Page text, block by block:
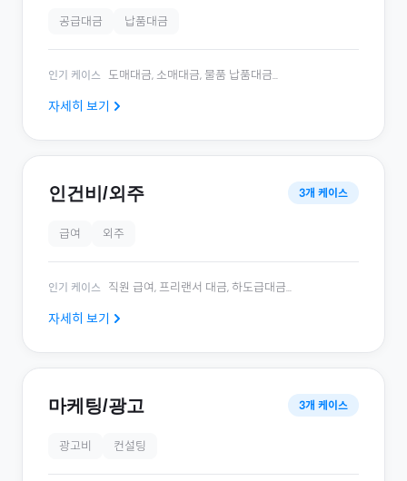
공급대금 납품대금
인기 케이스 도매대금, 소매대금, 물품 납품대금...
자세히 보기
인건비/외주 3개 케이스
급여 외주
인기 케이스 직원 급여, 프리랜서 대금, 하도급대금...
자세히 보기
마케팅/광고 3개 케이스
광고비 컨설팅